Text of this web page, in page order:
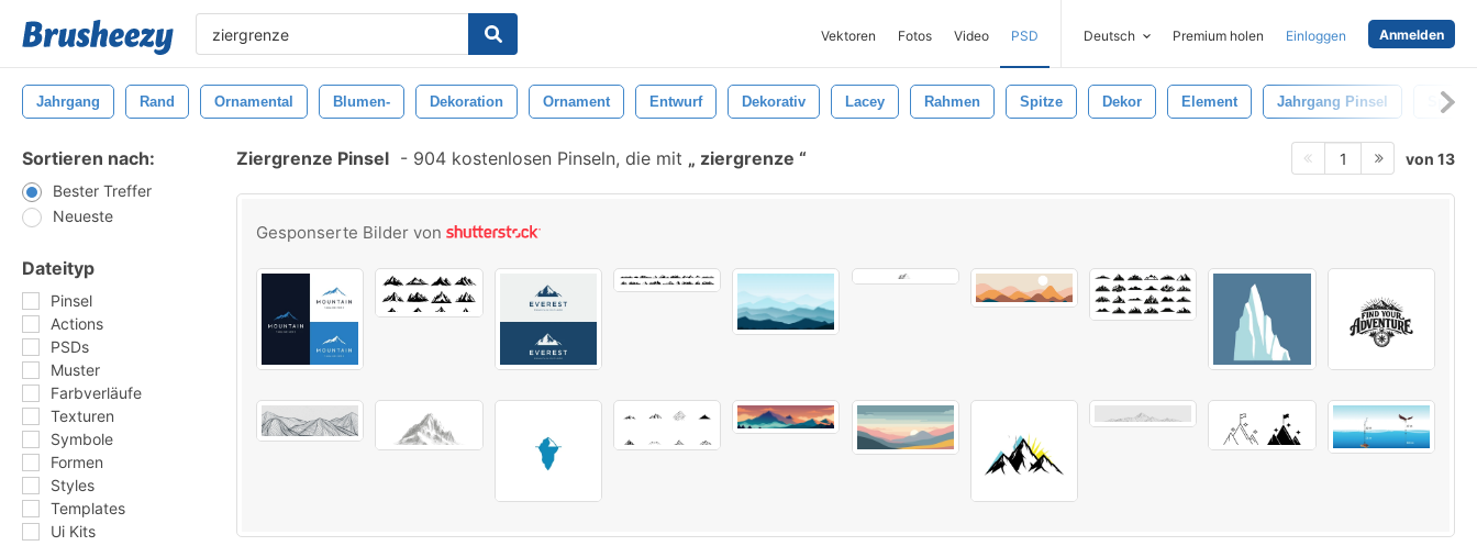
Vektoren Fotos Video PSD Deutsch Premium holen Einloggen Anmelden
Jahrgang Rand Ornamental Blumen- Dekoration Ornament Entwurf Dekorativ Lacey Rahmen Spitze Dekor Element Jahrgang Pinsel
Sortieren nach:
Bester Treffer
Neueste
Dateityp
Pinsel
Actions
PSDs
Muster
Farbverläufe
Texturen
Symbole
Formen
Styles
Templates
Ui Kits
Ziergrenze Pinsel - 904 kostenlosen Pinseln, die mit ziergrenze 1 von 13
Gesponserte Bilder von